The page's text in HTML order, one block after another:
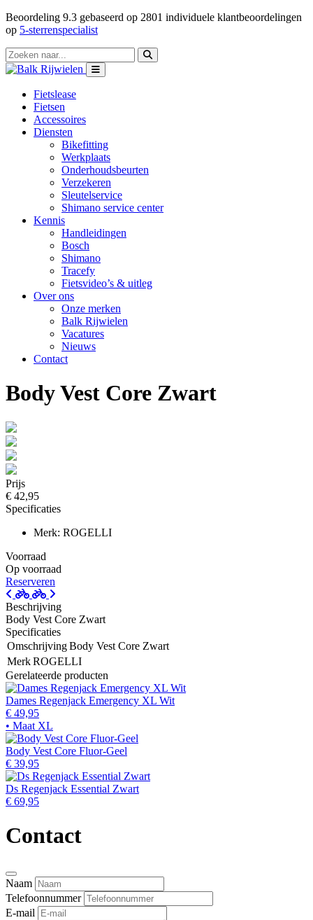
Beoordeling 9.3 gebaseerd op 2801 individuele klantbeoordelingen
op 5-sterrenspecialist
Fietslease
Fietsen
Accessoires
Diensten
Bikefitting
Werkplaats
Onderhoudsbeurten
Verzekeren
Sleutelservice
Shimano service center
Kennis
Handleidingen
Bosch
Shimano
Tracefy
Fietsvideo’s & uitleg
Over ons
Onze merken
Balk Rijwielen
Vacatures
Nieuws
Contact
Body Vest Core Zwart
Prijs
€ 42,95
Specificaties
Merk: ROGELLI
Voorraad
Op voorraad
Reserveren
Beschrijving
Body Vest Core Zwart
Specificaties
OmschrijvingBody Vest Core Zwart
MerkROGELLI
Gerelateerde producten
Dames Regenjack Emergency XL Wit
€ 49,95
• Maat XL
Body Vest Core Fluor-Geel
€ 39,95
Ds Regenjack Essential Zwart
€ 69,95
Contact
Naam
Telefoonnummer
E-mail